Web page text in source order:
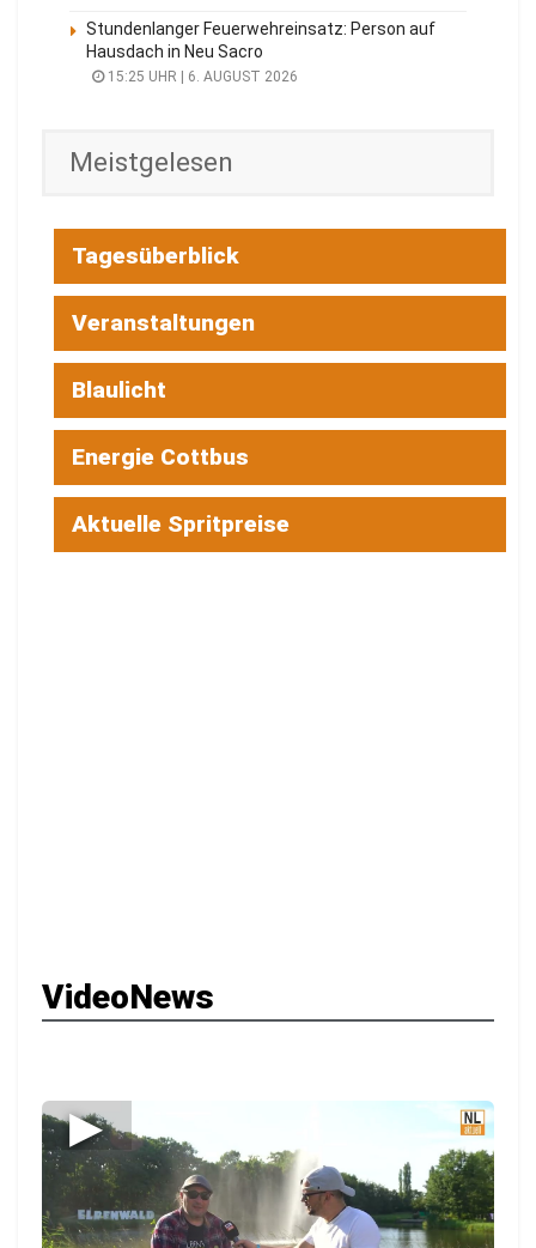
Stundenlanger Feuerwehreinsatz: Person auf
Hausdach in Neu Sacro
15:25 UHR | 6. AUGUST 2026
Meistgelesen
Tagesüberblick
Veranstaltungen
Blaulicht
Energie Cottbus
Aktuelle Spritpreise
VideoNews
▶